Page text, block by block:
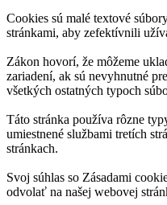
Cookies sú malé textové
stránkami, aby zefektívnili
Zákon hovorí, že môžeme
zariadení, ak sú nevyhnutné
všetkých ostatných typoch
Táto stránka používa rôzne
umiestnené službami tretích
stránkach.
Svoj súhlas so Zásadami
odvolať na našej webovej